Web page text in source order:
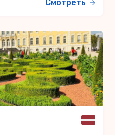
Смотреть